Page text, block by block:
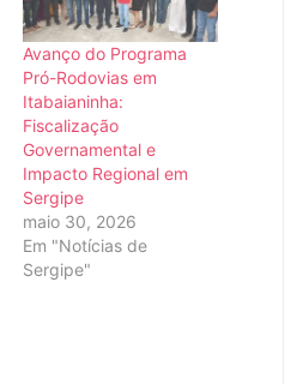
Avanço do Programa
Pró-Rodovias em
Itabaianinha:
Fiscalização
Governamental e
Impacto Regional em
Sergipe
maio 30, 2026
Em "Notícias de
Sergipe"